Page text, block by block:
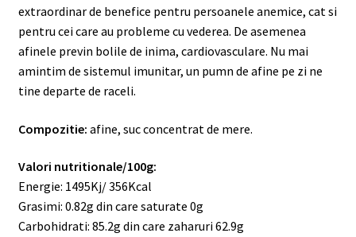
extraordinar de benefice pentru persoanele anemice, cat si
pentru cei care au probleme cu vederea. De asemenea
afinele previn bolile de inima, cardiovasculare. Nu mai
amintim de sistemul imunitar, un pumn de afine pe zi ne
tine departe de raceli.
Compozitie: afine, suc concentrat de mere.
Valori nutritionale/100g:
Energie: 1495Kj/ 356Kcal
Grasimi: 0.82g din care saturate 0g
Carbohidrati: 85.2g din care zaharuri 62.9g